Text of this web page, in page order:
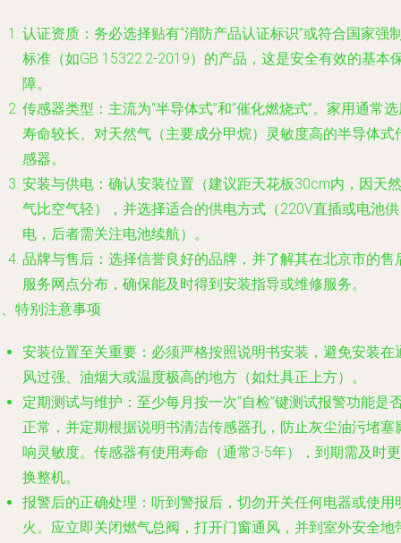
认证资质 ：务必选择贴有“消防产品认证标识”或符合国家强
标准（如GB 15322.2-2019）的产品，这是安全有效的基本
障。
传感器类型 ：主流为“半导体式”和“催化燃烧式”。家用通常
寿命较长、对天然气（主要成分甲烷）灵敏度高的半导体式
感器。
安装与供电 ：确认安装位置（建议距天花板30cm内，因天然
气比空气轻），并选择适合的供电方式（220V直插或电池供
电，后者需关注电池续航）。
品牌与售后 ：选择信誉良好的品牌，并了解其在北京市的售
服务网点分布，确保能及时得到安装指导或维修服务。
特别注意事项
安装位置至关重要 ：必须严格按照说明书安装，避免安装在
风过强、油烟大或温度极高的地方（如灶具正上方）。
定期测试与维护 ：至少每月按一次“自检”键测试报警功能是
正常，并定期根据说明书清洁传感器孔，防止灰尘油污堵塞
响灵敏度。传感器有使用寿命（通常3-5年），到期需及时更
换整机。
报警后的正确处理 ：听到警报后，切勿开关任何电器或使用
火。应立即关闭燃气总阀，打开门窗通风，并到室外安全地